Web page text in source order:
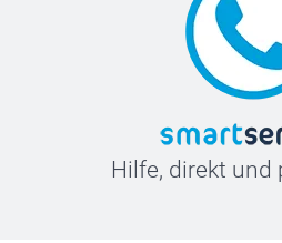
Hilfe, direkt und